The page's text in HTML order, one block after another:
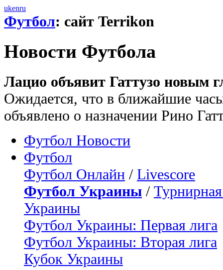
ukenru
Футбол: сайт Terrikon
Новости Футбола
Лацио объявит Гаттузо новым
Ожидается, что в ближайшие
объявлено о назначении Рино
Футбол Новости
Футбол
Футбол Онлайн / Livescore
Футбол Украины /
Украины
Футбол Украины: Первая лига
Футбол Украины: Вторая лига
Кубок Украины